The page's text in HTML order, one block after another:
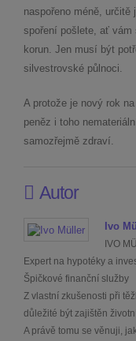
naspořeno méně,
spoření pošlete, ať vám
korun. Jen musí být
silvestrovské půlnoci.
A protože je nový rok
peněz i toho
samozřejmě zdraví.
Autor
Ivo
IVO
Expert na hypotéky a
Špičkové finanční služby
Z vlastní zkušenosti při
důležité být zajištěn
A právě tomu se věnuji,